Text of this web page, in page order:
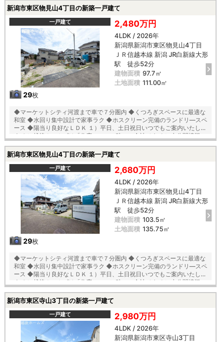
洗浄機能付きの外壁サイディング ■地震に強い「耐震等級３」の家！ ■
厳しい第三者機関検査による「住宅性能評価」W取得！ ■「ベタ基礎」
「地盤改良工事」実施 ■安心の建物１０年保証（最大３５年まで延長
可） ■年中無休のアフターサービスコールセンター設置 ■浴室乾燥機で
天候に左右されずお洗濯が可能 【教育】 桃山小学校 徒歩１９分 山の
下中学校 徒歩８分
新潟市東区物見山4丁目の新築一戸建て
一戸建て
29枚
2,480万円
4LDK / 2026年
新潟県新潟市東区物見山4丁目
ＪＲ信越本線 新潟 JR白新線大形
駅 徒歩52分
建物面積 97.7㎡
土地面積 111.00㎡
◆マーケットシティ河渡まで車で７分圏内 ◆くつろぎスペースに最適な
和室 ◆水回り集中設計で家事ラク ◆ホスクリーン完備のランドリ―スペ
ース ◆陽当り良好なＬＤＫ １）平日、土日祝日いつでもご案内いたしま
す ２）越後ホームズは「住宅ローンに強い」会社です ３）未公開情報
ンペーン実施中 ■自動洗浄機能付きの外壁サイディング ■地震に強い
「耐震等級３」の家！ ■厳しい第三者機関検査による「住宅性能評価」
W取得 ■「ベタ基礎」「地盤改良工事」実施 ■安心の建物１０年保証
（最大３５年まで延長可） ■年中無休のアフターサービスコールセンタ
ー設置 ■浴室乾燥機で天候に左右されずお洗濯が可能 【教育】 東山の下
小学校 徒歩２３分 藤見中学校 徒歩１９分
新潟市東区物見山4丁目の新築一戸建て
一戸建て
29枚
2,680万円
4LDK / 2026年
新潟県新潟市東区物見山4丁目
ＪＲ信越本線 新潟 JR白新線大形
駅 徒歩52分
建物面積 103.5㎡
土地面積 135.75㎡
◆マーケットシティ河渡まで車で７分圏内 ◆くつろぎスペースに最適な
和室 ◆水回り集中設計で家事ラク ◆ホスクリーン完備のランドリ―スペ
ース ◆陽当り良好なＬＤＫ １）平日、土日祝日いつでもご案内いたしま
す ２）越後ホームズは「住宅ローンに強い」会社です ３）未公開情報
ンペーン実施中 ■自動洗浄機能付きの外壁サイディング ■地震に強い
「耐震等級３」の家！ ■厳しい第三者機関検査による「住宅性能評価」
W取得 ■「ベタ基礎」「地盤改良工事」実施 ■安心の建物１０年保証
（最大３５年まで延長可） ■年中無休のアフターサービスコールセンタ
ー設置 ■浴室乾燥機で天候に左右されずお洗濯が可能 【教育】 東山の下
小学校 徒歩２３分 藤見中学校 徒歩１９分
新潟市東区寺山3丁目の新築一戸建て
一戸建て 2,980万円
4LDK / 2026年
新潟県新潟市東区寺山3丁目